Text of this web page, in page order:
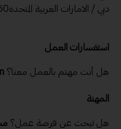
دبي / الامارات العربية المتحدة00971509400850
استفسارات العمل
هل أنت مهتم بالعمل معنا؟
المهنة
هل تبحث عن فرصة عمل؟